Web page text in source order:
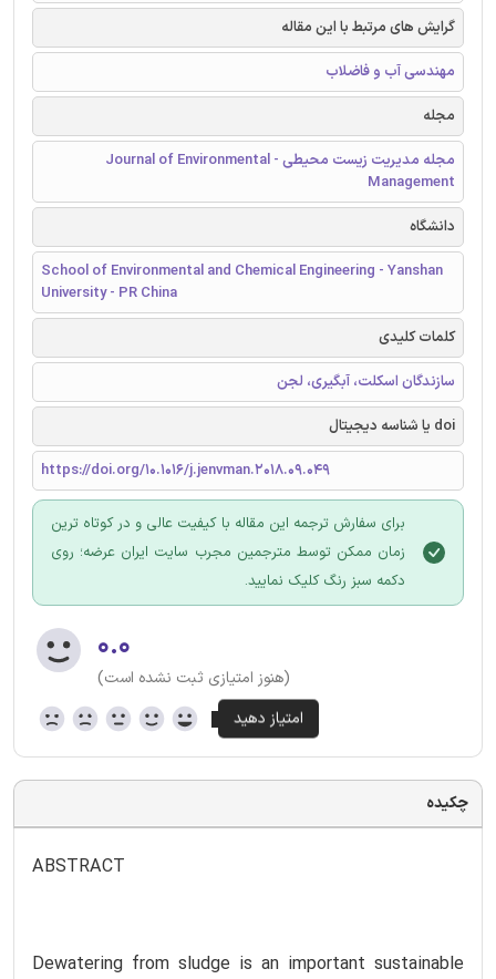
گرایش های مرتبط با این مقاله
مهندسی آب و فاضلاب
مجله
مجله مدیریت زیست محیطی - Journal of Environmental
Management
دانشگاه
School of Environmental and Chemical Engineering - Yanshan
University - PR China
کلمات کلیدی
سازندگان اسکلت، آبگیری، لجن
doi یا شناسه دیجیتال
https://doi.org/10.1016/j.jenvman.2018.09.049
برای سفارش ترجمه این مقاله با کیفیت عالی و در کوتاه ترین
زمان ممکن توسط مترجمین مجرب سایت ایران عرضه؛ روی
دکمه سبز رنگ کلیک نمایید.
۰.۰
(هنوز امتیازی ثبت نشده است)
چکیده
ABSTRACT
Dewatering from sludge is an important sustainable